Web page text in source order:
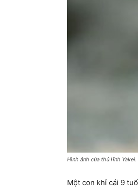
Hình ảnh của thủ lĩnh
Một con khỉ cái 9